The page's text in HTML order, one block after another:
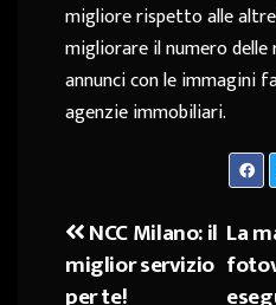
migliore rispetto alle
migliorare il numero
annunci con le immagini
agenzie immobiliari.
articoli
La
NCC Milano: il
miglior servizio
per te!